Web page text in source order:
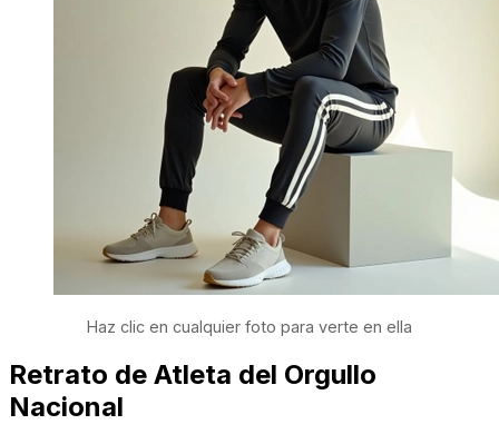
Haz clic en cualquier foto para verte en ella
Retrato de Atleta del Orgullo
Nacional